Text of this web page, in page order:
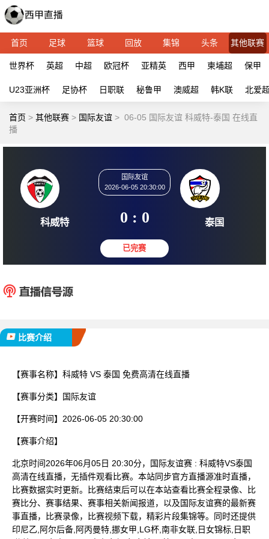
首页 足球 篮球 回放 集锦 头条 其他联赛
世界杯 英超 中超 欧冠杯 亚精英 西甲 柬埔超 保甲
U23亚洲杯 足协杯 日职联 秘鲁甲 澳威超 韩K联 北爱
首页 > 其他联赛 > 国际友谊 > 06-05 国际友谊 科威特-泰国 在线直
播
国际友谊
0 : 0
比赛介绍
【赛事名称】 科威特 VS 泰国 免费高清在线直播
【赛事分类】 国际友谊
【开赛时间】 2026-06-05 20:30:00
【赛事介绍】
北京时间2026年06月05日 20:30分，国际友谊赛 : 科威特VS泰国
高清在线直播，无插件观看比赛。本站同步官方直播源准时直播，
比赛数据实时更新。比赛结束后可以在本站查看比赛全程录像、比
赛比分、赛事结果、赛事相关新闻报道，以及国际友谊赛的最新赛
事直播，比赛录像，比赛视频下载，精彩片段集锦等。同时还提供
印尼乙,阿尔后备,阿丙曼特,挪女甲,LG杯,南非女联,日女锦标,日职